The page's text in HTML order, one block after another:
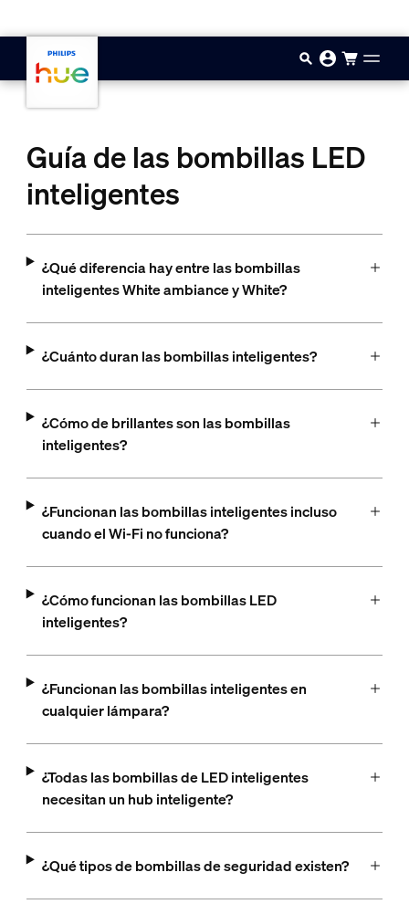
Guía de las bombillas LED
inteligentes
¿Qué diferencia hay entre las bombillas
inteligentes White ambiance y White?
¿Cuánto duran las bombillas inteligentes?
¿Cómo de brillantes son las bombillas
inteligentes?
¿Funcionan las bombillas inteligentes incluso
cuando el Wi-Fi no funciona?
¿Cómo funcionan las bombillas LED
inteligentes?
¿Funcionan las bombillas inteligentes en
cualquier lámpara?
¿Todas las bombillas de LED inteligentes
necesitan un hub inteligente?
¿Qué tipos de bombillas de seguridad existen?